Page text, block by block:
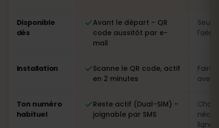
Disponible
dès
Avant le départ – QR
code aussitôt par e-
mail
Installation
Scanne le QR code, actif
en 2 minutes
Faire
avec
Ton numéro
habituel
Reste actif (Dual-SIM) –
joignable par SMS
ligne